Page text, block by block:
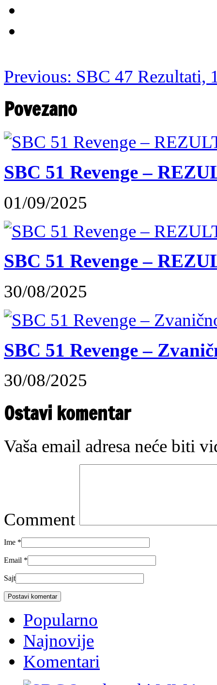
Previous: SBC 47 Rezultati,
Povezano
SBC 51 Revenge –
01/09/2025
SBC 51 Revenge –
30/08/2025
SBC 51 Revenge –
30/08/2025
Ostavi komentar
Vaša email adresa neće biti
Comment
Ime *
Email *
Sajt
Popularno
Najnovije
Komentari